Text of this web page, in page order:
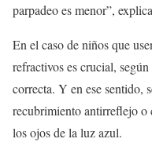
parpadeo es menor”,
En el caso de niños que
refractivos es crucial,
correcta. Y en ese sentido,
recubrimiento antirreflejo o
los ojos de la luz azul.